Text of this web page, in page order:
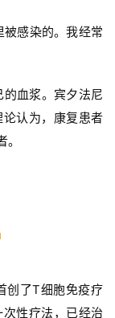
被感染的。我经常
血浆。宾夕法尼
认为，康复患者
创了T细胞免疫疗
性疗法，已经治